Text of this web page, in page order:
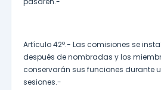
Artículo 42º.- Las comisiones se
después de nombradas y los
conservarán sus funciones durante
sesiones.-